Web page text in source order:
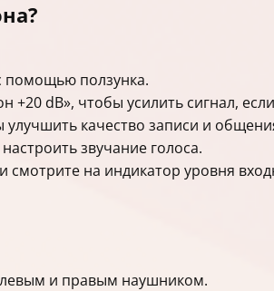
помощью ползунка.
dB», чтобы усилить сигнал,
качество записи и
звучание голоса.
на индикатор уровня
левым и правым наушником.